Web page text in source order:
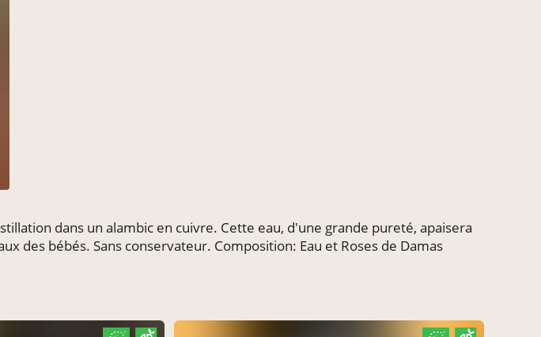
dans un alambic en cuivre. Cette eau, d'une grande pureté, apaisera
des bébés. Sans conservateur. Composition: Eau et Roses de Damas